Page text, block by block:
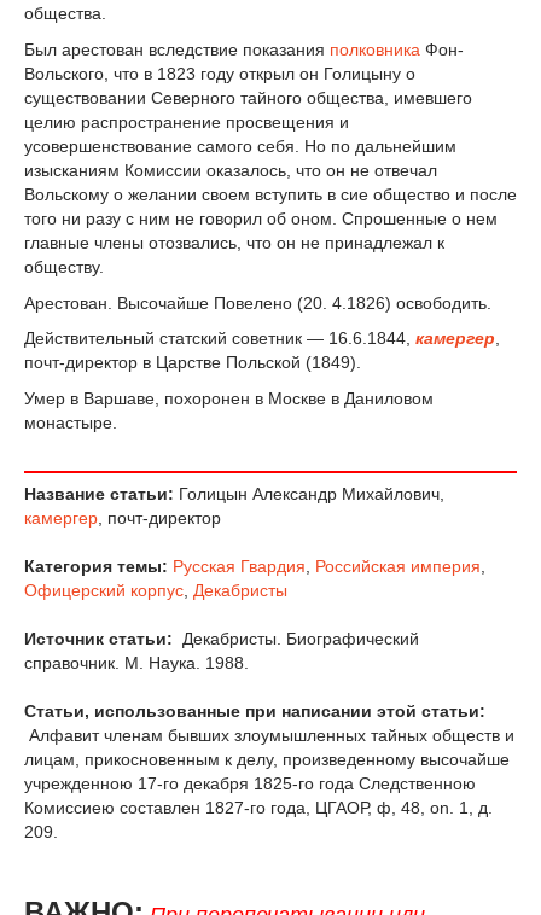
общества.
Был арестован вследствие показания полковника Фон-
Вольского, что в 1823 году открыл он Голицыну о
существовании Северного тайного общества, имевшего
целию распространение просвещения и
усовершенствование самого себя. Но по дальнейшим
изысканиям Комиссии оказалось, что он не отвечал
Вольскому о желании своем вступить в сие общество и после
того ни разу с ним не говорил об оном. Спрошенные о нем
главные члены отозвались, что он не принадлежал к
обществу.
Арестован. Высочайше Повелено (20. 4.1826) освободить.
Действительный статский советник — 16.6.1844, камергер,
почт-директор в Царстве Польской (1849).
Умер в Варшаве, похоронен в Москве в Даниловом
монастыре.
Название статьи: Голицын Александр Михайлович,
камергер , почт-директор
Категория темы: Русская Гвардия Российская империя
Офицерский корпус Декабристы
Источник статьи:
Декабристы. Биографический
справочник. М. Наука. 1988.
Статьи, использованные при написании этой статьи:
Алфавит членам бывших злоумышленных тайных обществ и
лицам, прикосновенным к делу, произведенному высочайше
учрежденною 17-го декабря 1825-го года Следственною
Комиссиею составлен 1827-го года, ЦГАОР, ф, 48, on. 1, д.
209.